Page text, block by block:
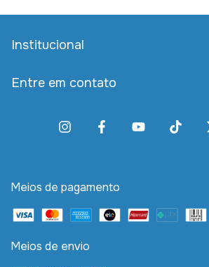
Institucional
Entre em contato
Meios de pagamento
Meios de envio